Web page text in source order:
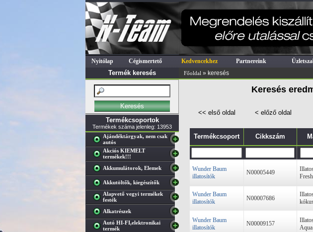
Nyitólap
Cégismertető Kedvencekhez Partnereink
Termék keresés Főoldal » keresés
Termékcsoportok
Termékek száma jelenleg: 13953
Ajándéktárgyak, nem csak
autós
Akciós KIEMELT
termékek!!!
Akkumulátorok, Elemek
Akkutöltők, kiegészítők
Alapvető vegyi termékek
festék
Alkatrészek
Autó HI-FI,elektronikai
termék
Keresés
<< első oldal < előző oldal
Termékcsoport Cikkszám
Wunder Baum
illatosítók
N00005449
Wunder Baum
illatosítók
N00007686
Wunder Baum
illatosítók
N00009157